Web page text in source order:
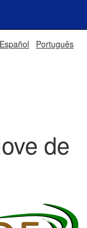
Español Português
de